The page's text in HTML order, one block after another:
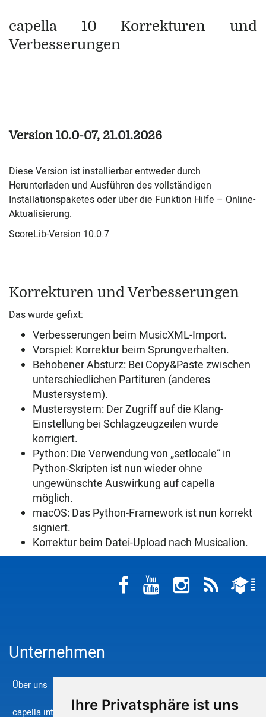
Ihre Privatsphäre ist uns
capella 10 Korrekturen und
Verbesserungen
Version 10.0-07, 21.01.2026
Diese Version ist installierbar entweder durch
Herunterladen und Ausführen des vollständigen
Installationspaketes oder über die Funktion Hilfe – Online-
Aktualisierung.
ScoreLib-Version 10.0.7
Korrekturen und Verbesserungen
Das wurde gefixt:
Verbesserungen beim MusicXML-Import.
Vorspiel: Korrektur beim Sprungverhalten.
Behobener Absturz: Bei Copy&Paste zwischen
unterschiedlichen Partituren (anderes
Mustersystem).
Mustersystem: Der Zugriff auf die Klang-
Einstellung bei Schlagzeugzeilen wurde
korrigiert.
Python: Die Verwendung von „setlocale“ in
Python-Skripten ist nun wieder ohne
ungewünschte Auswirkung auf capella
möglich.
macOS: Das Python-Framework ist nun korrekt
signiert.
Korrektur beim Datei-Upload nach Musicalion.
Unternehmen
Über uns
capella international